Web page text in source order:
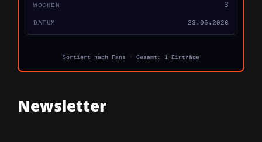
3
23.05.2026
Sortiert nach Fans · Gesamt: 1 Einträge
Newsletter